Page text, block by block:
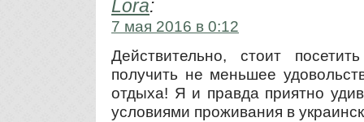
Lora:
7 мая 2016 в 0:12
Действительно, стоит
получить не меньшее
отдыха! Я и правда приятно
условиями проживания в